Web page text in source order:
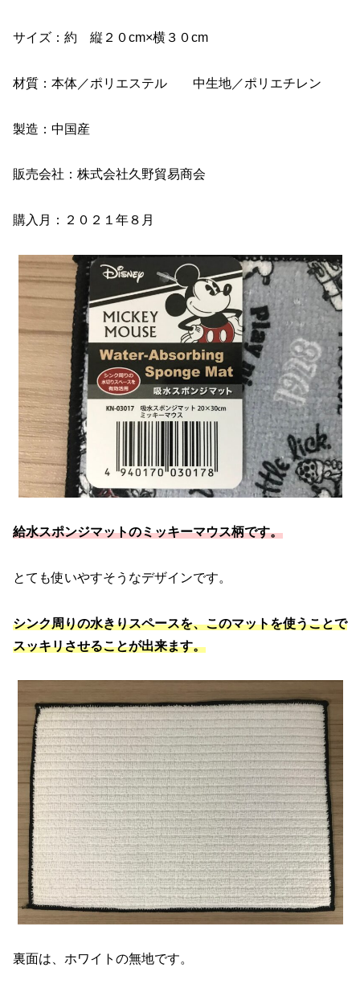
サイズ：約 縦２０cm×横３０cm
材質：本体／ポリエステル 中生地／ポリエチレン
製造：中国産
販売会社：株式会社久野貿易商会
購入月：２０２１年８月
給水スポンジマットのミッキーマウス柄です。
とても使いやすそうなデザインです。
シンク周りの水きりスペースを、このマットを使うことで
スッキリさせることが出来ます。
裏面は、ホワイトの無地です。